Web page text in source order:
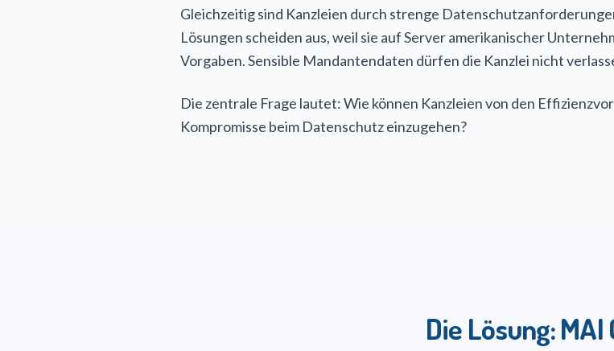
Gleichzeitig sind Kanzleien durch strenge
Lösungen scheiden aus, weil sie auf Server amerikanischer
Vorgaben. Sensible Mandantendaten dürfen die Kanzlei nicht
Die zentrale Frage lautet: Wie können Kanzleien von den
Kompromisse beim Datenschutz einzugehen?
Die Lösung: MAI